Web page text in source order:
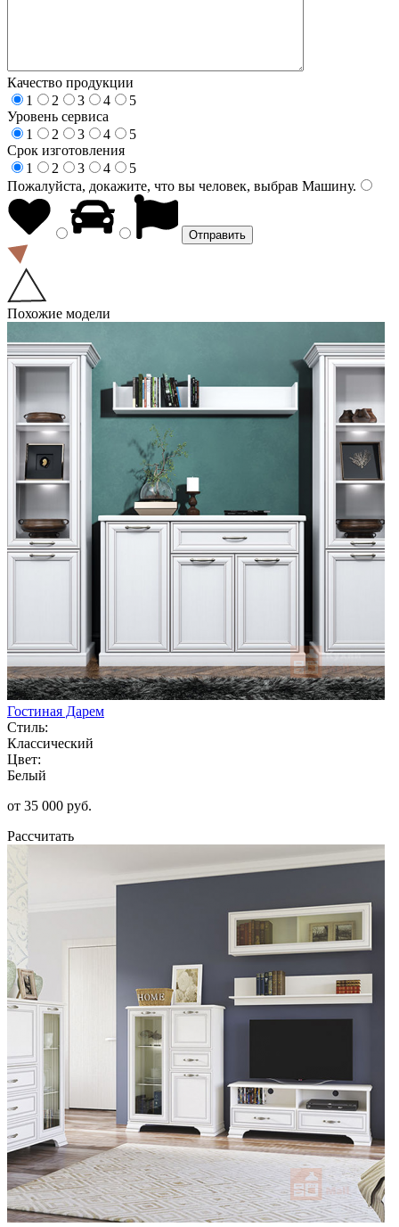
Качество продукции
1
2 3 4
5
Уровень сервиса
1
2 3 4
5
Срок изготовления
1
2 3 4
5
Пожалуйста, докажите, что вы человек, выбрав Машину.
Похожие модели
Гостиная Дарем
Стиль:
Классический
Цвет:
Белый
от 35 000 руб.
Рассчитать